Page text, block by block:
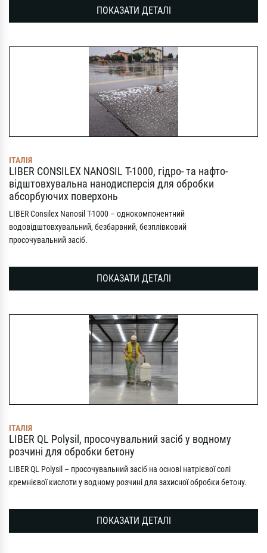
ПОКАЗАТИ ДЕТАЛІ
ІТАЛІЯ
LIBER CONSILEX NANOSIL T-1000, гідро- та нафто-
відштовхувальна нанодисперсія для обробки
абсорбуючих поверхонь
LIBER Consilex Nanosil T-1000 – однокомпонентний
водовідштовхувальний, безбарвний, безплівковий
просочувальний засіб.
ПОКАЗАТИ ДЕТАЛІ
ІТАЛІЯ
LIBER QL Polysil, просочувальний засіб у водному
розчині для обробки бетону
LIBER QL Polysil – просочувальний засіб на основі натрієвої солі
кремнієвої кислоти у водному розчині для захисної обробки бетону.
ПОКАЗАТИ ДЕТАЛІ